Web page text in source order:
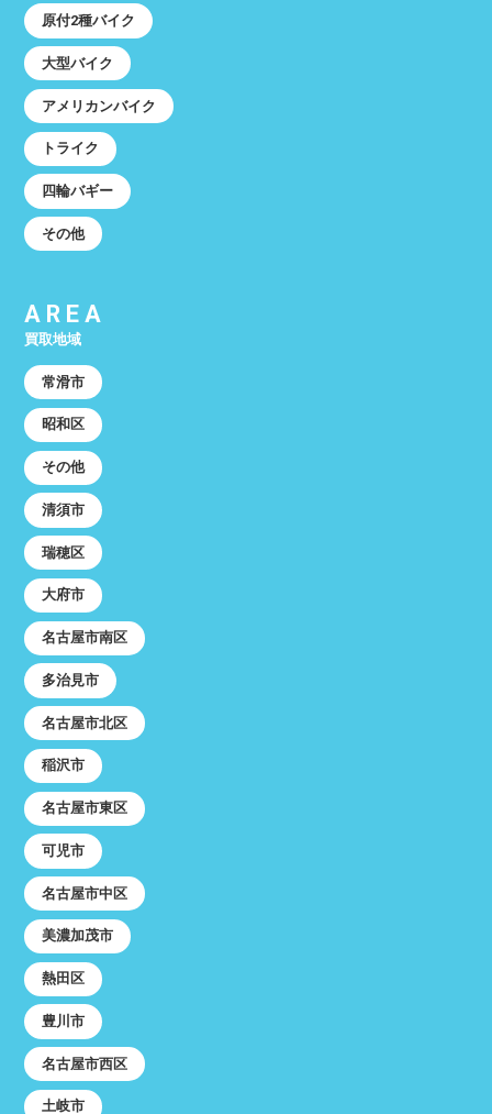
原付2種バイク
大型バイク
アメリカンバイク
トライク
四輪バギー
その他
AREA
買取地域
常滑市
昭和区
その他
清須市
瑞穂区
大府市
名古屋市南区
多治見市
名古屋市北区
稲沢市
名古屋市東区
可児市
名古屋市中区
美濃加茂市
熱田区
豊川市
名古屋市西区
土岐市